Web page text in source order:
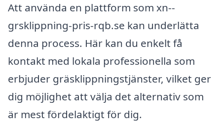
Att använda en plattform som xn--
grsklippning-pris-rqb.se kan underlätta
denna process. Här kan du enkelt få
kontakt med lokala professionella som
erbjuder gräsklippningstjänster, vilket ger
dig möjlighet att välja det alternativ som
är mest fördelaktigt för dig.